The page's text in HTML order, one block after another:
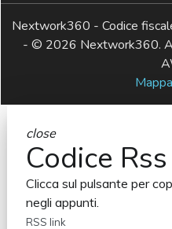
Nextwork360 - Codice
- © 2026 Nextwork360.
close
Codice Rss
Clicca sul pulsante per
negli appunti.
RSS link